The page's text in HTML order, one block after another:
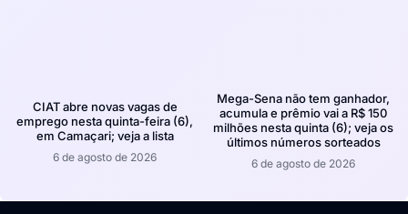
CIAT abre novas vagas de
emprego nesta quinta-feira (6),
em Camaçari; veja a lista
6 de agosto de 2026
Mega-Sena não tem ganhador,
acumula e prêmio vai a R$ 150
milhões nesta quinta (6); veja os
últimos números sorteados
6 de agosto de 2026